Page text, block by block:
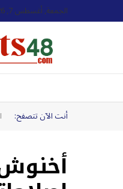
الجمعة, أغسطس 7, 2026
أنت الآن تتصفح: